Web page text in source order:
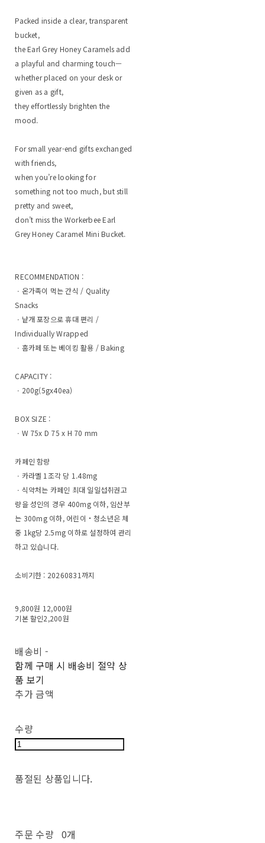
Packed inside a clear, transparent
bucket,
the Earl Grey Honey Caramels add
a playful and charming touch—
whether placed on your desk or
given as a gift,
they effortlessly brighten the
mood.
For small year-end gifts exchanged
with friends,
when you’re looking for
something not too much, but still
pretty and sweet,
don’t miss the Workerbee Earl
Grey Honey Caramel Mini Bucket.
RECOMMENDATION :
ㆍ온가족이 먹는 간식 / Quality
Snacks
ㆍ낱개 포장으로 휴대 편리 /
Individually Wrapped
ㆍ홈카페 또는 베이킹 활용 / Baking
CAPACITY :
ㆍ200g(5gx40ea)
BOX SIZE :
ㆍW 75x D 75 x H 70 mm
카페인 함량
ㆍ카라멜 1조각 당 1.48mg
ㆍ식약처는 카페인 최대 일일섭취권고
량을 성인의 경우 400mg 이하, 임산부
는 300mg 이하, 어린이‧청소년은 체
중 1kg당 2.5mg 이하로 설정하여 관리
하고 있습니다.
소비기한 : 20260831까지
9,800원 12,000원
기본 할인2,200원
배송비 -
함께 구매 시 배송비 절약 상
품 보기
추가 금액
수량
품절된 상품입니다.
주문 수량 0개